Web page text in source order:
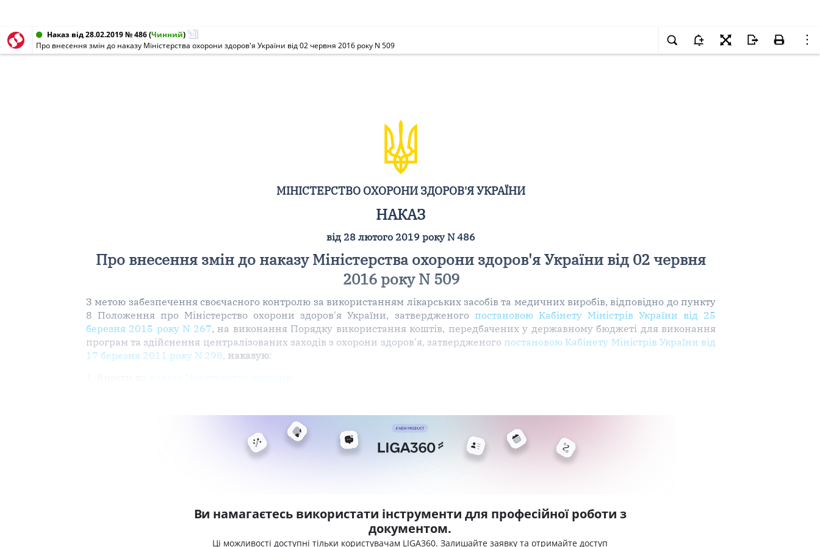
Наказ від 28.02.2019 № 486(Чинний)
Про внесення змін до наказу Міністерства охорони здоров'я України від 02 червня 2016 року N 509
МІНІСТЕРСТВО ОХОРОНИ ЗДОРОВ'Я УКРАЇНИ
НАКАЗ
від 28 лютого 2019 року N 486
Про внесення змін до наказу Міністерства охорони здоров'я України від 02 червня
2016 року N 509
З метою забезпечення своєчасного контролю за використанням лікарських засобів та медичних виробів, відповідно до пункту
8 Положення про Міністерство охорони здоров'я України, затвердженого постановою Кабінету Міністрів України від 25
березня 2015 року N 267, на виконання Порядку використання коштів, передбачених у державному бюджеті для виконання
програм та здійснення централізованих заходів з охорони здоров'я, затвердженого постановою Кабінету Міністрів України від
17 березня 2011 року N 298, наказую:
Ви намагаєтесь використати інструменти для професійної роботи з
документом.
Ці можливості доступні тільки користувачам LIGA360. Залишайте заявку та отримайте доступ